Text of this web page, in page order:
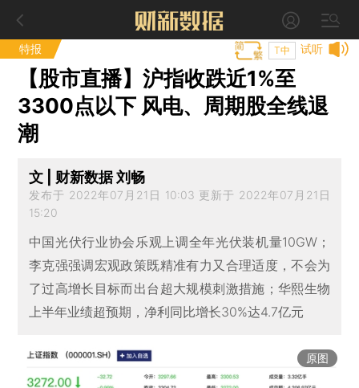
特报 试听
T中
【股市直播】沪指收跌近1%至
3300点以下 风电、周期股全线退
潮
文 | 财新数据 刘畅
发布于 2022年07月21日 10:03 更新于 2022年07月21日
15:20
中国光伏行业协会乐观上调全年光伏装机量10GW；
李克强强调宏观政策既精准有力又合理适度，不会为
了过高增长目标而出台超大规模刺激措施；华熙生物
上半年业绩超预期，净利同比增长30%达4.7亿元
原图